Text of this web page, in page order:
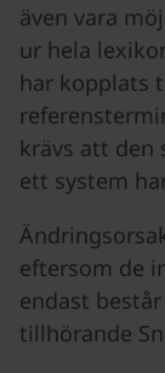
även vara
ur hela
har kopplats
krävs att den
ett system
eftersom de
endast
tillhörande